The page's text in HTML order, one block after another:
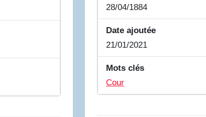
28/04/1884
Date ajoutée
21/01/2021
Mots clés
Cour